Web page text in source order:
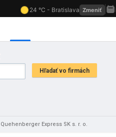
Quehenberger Express SK s. r. o.